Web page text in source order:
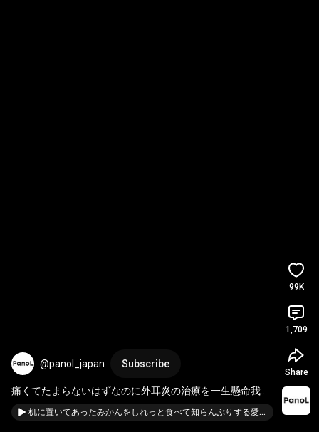
@panol_japan Subscribe
痛くてたまらないはずなのに外耳炎の治療を一生懸命我慢
するわんこ #柴犬#柴犬のいる暮らし#shorts
机に置いてあったみかんをしれっと食べて知らんぷりする愛犬の様子 #ゴールデンレトリバー #大型犬 #shorts
99K
1,709
Share